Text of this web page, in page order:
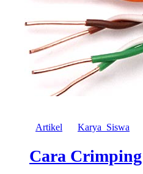
Artikel Karya_Siswa
Cara